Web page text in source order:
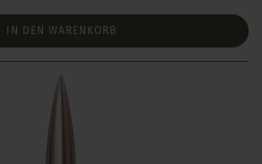
IN DEN WARENKORB